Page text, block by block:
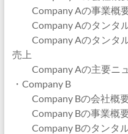
Company Aの事業概
Company Aのタンタ
Company Aのタンタル
売上
Company Aの主要ニ
・Company B
Company Bの会社概
Company Bの事業概
Company Bのタンタ